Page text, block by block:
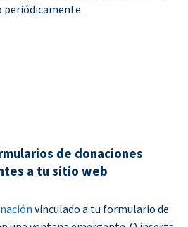
periódicamente.
de donaciones
a tu sitio web
vinculado a tu formulario de